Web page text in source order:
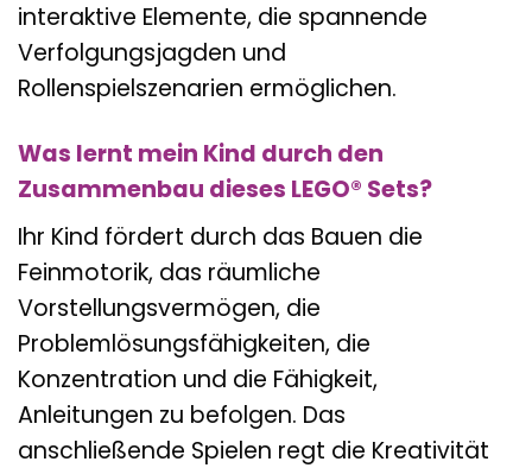
interaktive Elemente, die spannende
Verfolgungsjagden und
Rollenspielszenarien ermöglichen.
Was lernt mein Kind durch den
Zusammenbau dieses LEGO® Sets?
Ihr Kind fördert durch das Bauen die
Feinmotorik, das räumliche
Vorstellungsvermögen, die
Problemlösungsfähigkeiten, die
Konzentration und die Fähigkeit,
Anleitungen zu befolgen. Das
anschließende Spielen regt die Kreativität